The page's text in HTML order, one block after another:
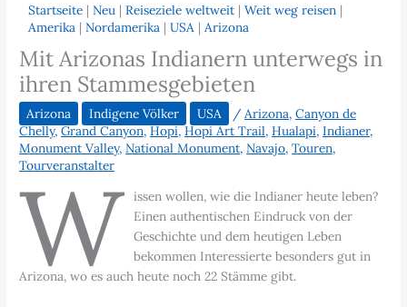
Startseite |Neu |Reiseziele weltweit |Weit weg reisen |
Amerika |Nordamerika |USA | Arizona
Mit Arizonas Indianern unterwegs in
ihren Stammesgebieten
Arizona Indigene Völker USA / Arizona,Canyon de
Chelly,Grand Canyon,Hopi,Hopi Art Trail,Hualapi,Indianer,
Monument Valley,National Monument,Navajo,Touren,
Tourveranstalter
W
issen wollen, wie die Indianer heute leben?
Einen authentischen Eindruck von der
Geschichte und dem heutigen Leben
bekommen Interessierte besonders gut in
Arizona, wo es auch heute noch 22 Stämme gibt.